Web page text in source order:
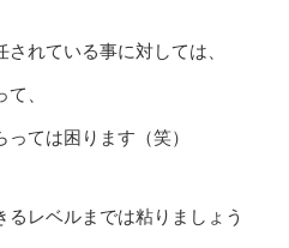
れている事に対しては、
、
ては困ります（笑）
レベルまでは粘りましょう